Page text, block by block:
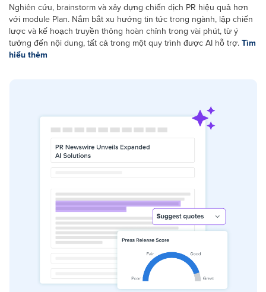
Nghiên cứu, brainstorm và xây dựng chiến dịch PR hiệu quả hơn
với module Plan. Nắm bắt xu hướng tin tức trong ngành, lập chiến
lược và kế hoạch truyền thông hoàn chỉnh trong vài phút, từ ý
tưởng đến nội dung, tất cả trong một quy trình được AI hỗ trợ.Tìm
hiểu thêm